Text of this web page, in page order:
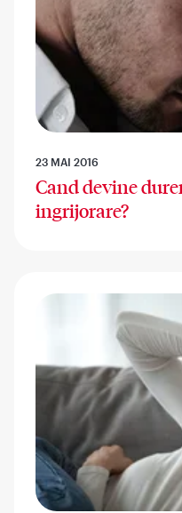
23 MAI 2016
Cand devine
ingrijorare?